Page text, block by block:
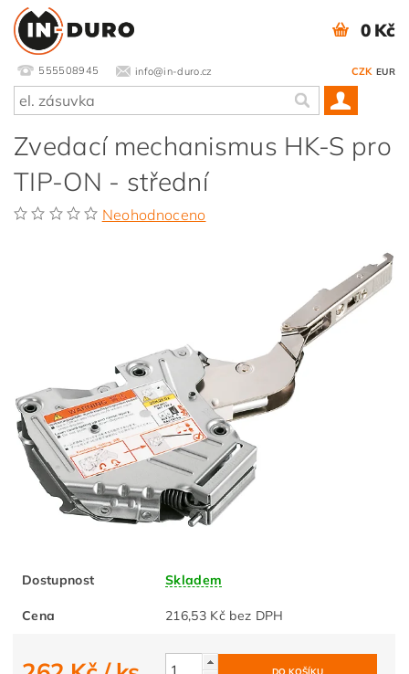
555508945 info@in-duro.cz CZK EUR
0 Kč
Zvedací mechanismus HK-S pro
TIP-ON - střední
Neohodnoceno
Dostupnost Skladem
Cena 216,53 Kč bez DPH